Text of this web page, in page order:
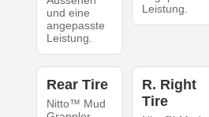
und eine
angepasste
Leistung.
Leistung.
Rear Tire
Nitto™ Mud
R. Right
Tire